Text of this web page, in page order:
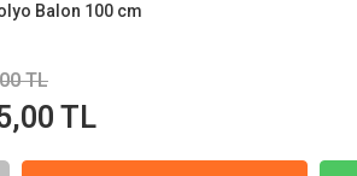
Balon 100 cm
TL
TL